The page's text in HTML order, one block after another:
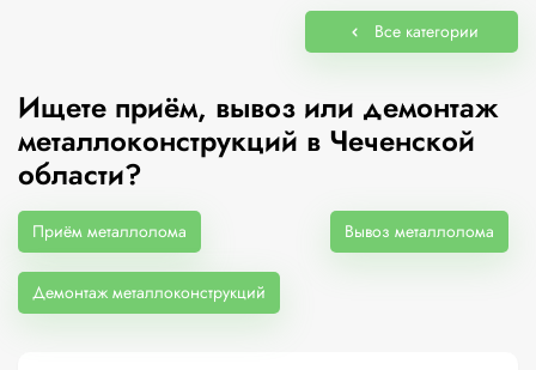
Все категории
Ищете приём, вывоз или демонтаж
металлоконструкций в Чеченской
области?
Приём металлолома Вывоз металлолома
Демонтаж металлоконструкций